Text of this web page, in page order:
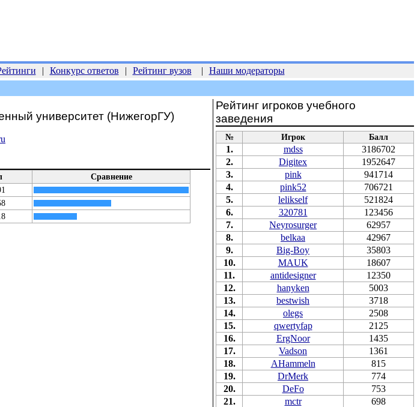
| Конкурс ответов | Рейтинг вузов | Наши модераторы
университет (НижегорГУ)
Сравнение
Рейтинг игроков учебного
заведения
№ Игрок Балл
1. mdss
3186702
2.
Digitex
1952647
3.
pink
941714
4.
pink52
706721
5.
lelikself
521824
6.
320781
123456
7.
Neyrosurger
62957
8.
belkaa
42967
9.
Big-Boy
35803
10.
MAUK
18607
11.
antidesigner
12350
12.
hanyken
5003
13.
bestwish
3718
14.
olegs
2508
15.
qwertyfap
2125
16.
ErgNoor
1435
17.
Vadson
1361
18.
AHammeln
815
19.
DrMerk
774
20.
DeFo
753
21.
mctr
698